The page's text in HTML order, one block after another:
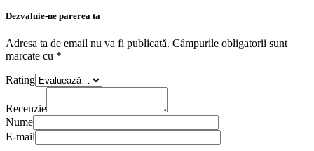
Dezvaluie-ne parerea ta
Adresa ta de email nu va fi publicată. Câmpurile obligatorii sunt
marcate cu *
Rating
Recenzie
Nume
E-mail